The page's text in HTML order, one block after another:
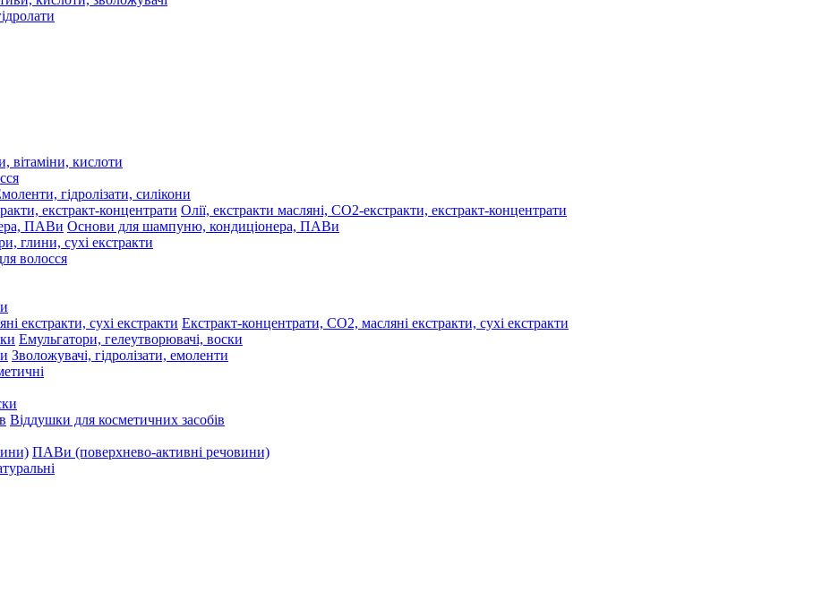
вітаміни, кислоти
гідролізати, силікони
Олії, екстракти масляні, СО2-екстракти, екстракт-концентрати
Основи для шампуню, кондиціонера, ПАВи
глини, сухі екстракти
волосся
Екстракт-концентрати, СО2, масляні екстракти, сухі екстракти
Емульгатори, гелеутворювачі, воски
Зволожувачі, гідролізати, емоленти
Віддушки для косметичних засобів
ПАВи (поверхнево-активні речовини)